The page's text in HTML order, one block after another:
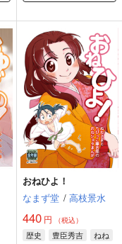
おねひよ！
なまず堂 / 高枝景水
440円 （税込）
歴史 豊臣秀吉
ねね